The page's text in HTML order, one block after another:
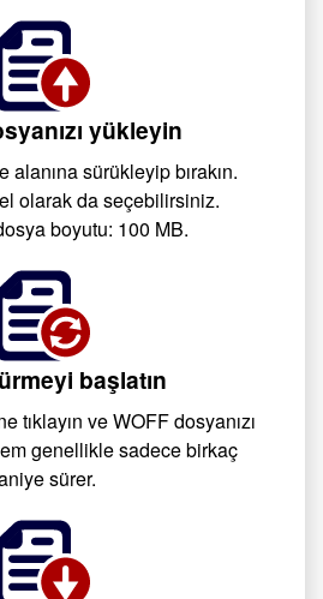
yükleyin
alanına sürükleyip bırakın.
olarak da seçebilirsiniz.
boyutu: 100 MB.
başlatın
tıklayın ve WOFF dosyanızı
genellikle sadece birkaç
sürer.